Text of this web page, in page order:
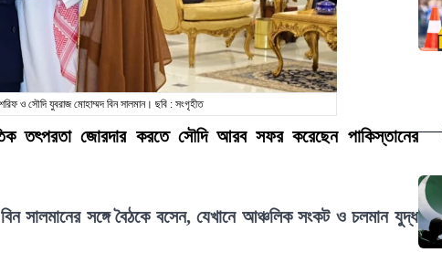
শরিফ ও সৌদি যুবরাজ মোহাম্মদ বিন সালমান। ছবি : সংগৃহীত
তৎপরতা জোরদার করতে সৌদি আরব সফর করেছেন পাকিস্তানের
সালমানের সঙ্গে বৈঠকে বসেন, যেখানে আঞ্চলিক সংকট ও চলমান যুদ্ধ